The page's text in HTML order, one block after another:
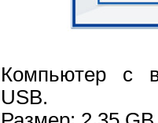
Компьютер с
USB.